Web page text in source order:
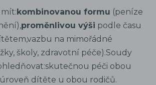
kombinovanou formu (peníze
proměnlivou výši podle času
na mimořádné
školy, zdravotní péče).Soudy
péči obou
dítěte u obou rodičů.